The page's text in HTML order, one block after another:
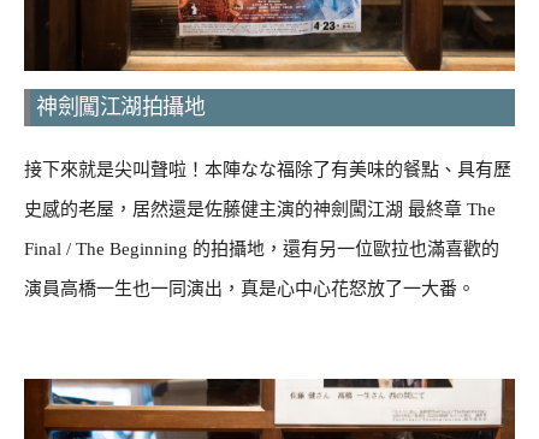
神劍闖江湖拍攝地
接下來就是尖叫聲啦！本陣なな福除了有美味的餐點、具有歷
史感的老屋，居然還是佐藤健主演的神劍闖江湖 最終章 The
Final / The Beginning 的拍攝地，還有另一位歐拉也滿喜歡的
演員高橋一生也一同演出，真是心中心花怒放了一大番。